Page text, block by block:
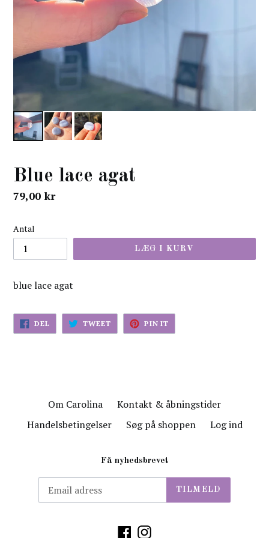
Blue lace agat
normal
79,00 kr
Antal
LÆG I KURV
blue lace agat
DEL
PÅ
FACEBOK
TWEETTWEET
TWITTER
PIN IT
PINTEREST
Om Carolina
Kontakt & åbningstider
Handelsbetingelser
Søg på shoppen Log ind
Få nyhedsbrevet
TILMELD
FacebookInstagram